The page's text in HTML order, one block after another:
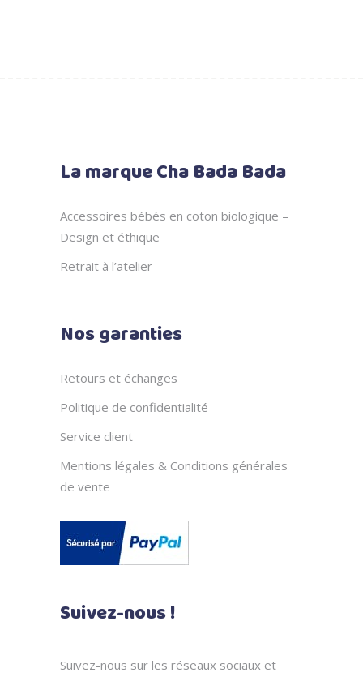
La marque Cha Bada Bada
Accessoires bébés en coton biologique –
Design et éthique
Retrait à l’atelier
Nos garanties
Retours et échanges
Politique de confidentialité
Service client
Mentions légales & Conditions générales
de vente
Suivez-nous !
Suivez-nous sur les réseaux sociaux et